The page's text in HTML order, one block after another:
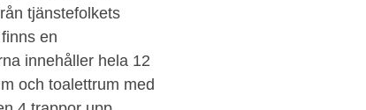
tjänstefolkets
en
innehåller hela 12
och toalettrum med